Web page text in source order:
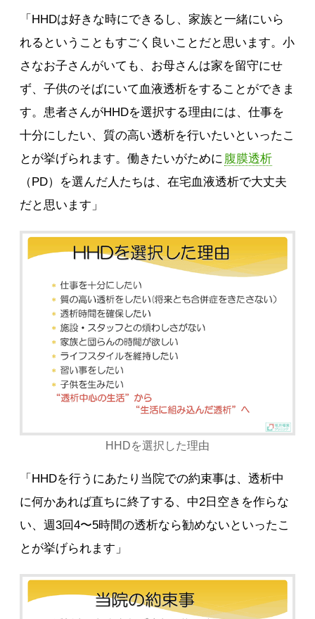
「HHDは好きな時にできるし、家族と一緒にいら
れるということもすごく良いことだと思います。小
さなお子さんがいても、お母さんは家を留守にせ
ず、子供のそばにいて血液透析をすることができま
す。患者さんがHHDを選択する理由には、仕事を
十分にしたい、質の高い透析を行いたいといったこ
とが挙げられます。働きたいがために 腹膜透析
（PD）を選んだ人たちは、在宅血液透析で大丈夫
だと思います」
HHDを選択した理由
「HHDを行うにあたり当院での約束事は、透析中
に何かあれば直ちに終了する、中2日空きを作らな
い、週3回4〜5時間の透析なら勧めないといったこ
とが挙げられます」